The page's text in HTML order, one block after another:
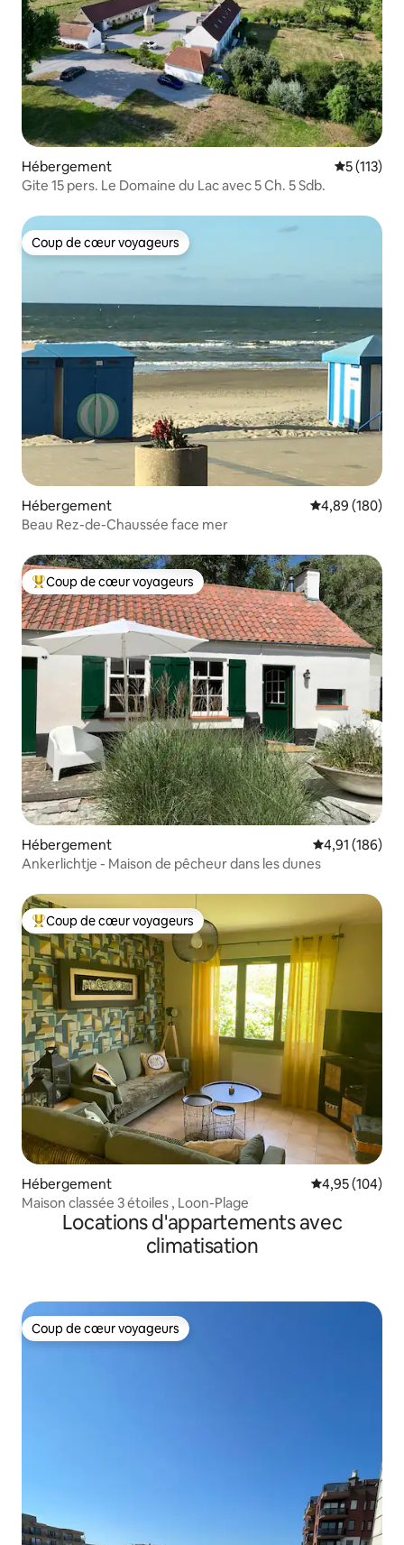
Hébergement Évaluation
5 (113)
Gite 15 pers. Le Domaine du Lac avec 5 Ch. 5 Sdb.
Coup de cœur voyageurs
Coup de cœur voyageurs
Hébergement Évaluation
4,89 (180)
Beau Rez-de-Chaussée face mer
Coups de cœur voyageurs les plus appréciés
Coup de cœur voyageurs
Hébergement Évaluation
4,91 (186)
Ankerlichtje - Maison de pêcheur dans les dunes
Coups de cœur voyageurs les plus appréciés
Coup de cœur voyageurs
Hébergement Évaluation
4,95 (104)
Maison classée 3 étoiles , Loon-Plage
Locations d'appartements avec
climatisation
Coup de cœur voyageurs
Coup de cœur voyageurs